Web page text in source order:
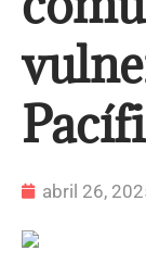
abril 26,